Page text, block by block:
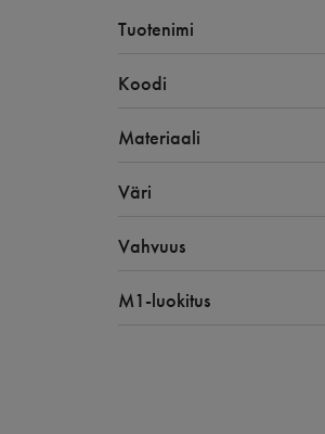
Tuotenimi
Koodi
Materiaali
Väri
Vahvuus
M1-luokitus